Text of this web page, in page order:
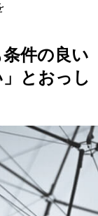
条件の良い
とおっし